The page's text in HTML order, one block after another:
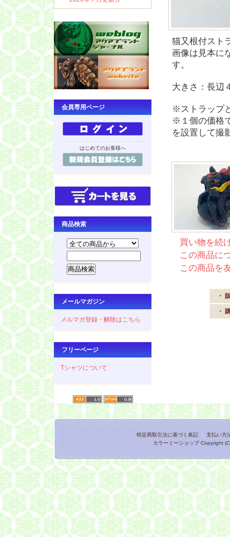
会員専用ページ
はじめてのお客様へ
商品検索
メールマガジン
メルマガ登録・解除はこちら
フリーページ
Tシャツについて
猫又根付スト
画像は見本に
す。
大きさ：長辺
※ストラップ
※１個の価格
を設置して撮
買い物を続
この商品に
この商品を
・
・
特定商取引法に基づく表記
支払い方
カラーミーショップCopyright